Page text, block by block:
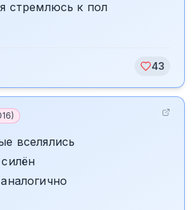
стремлюсь к пол
43
)
вселялись